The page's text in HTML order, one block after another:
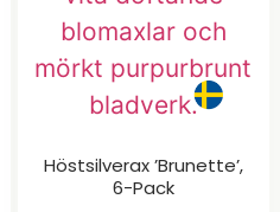
Höstsilverax ’Brunette’,
6-Pack